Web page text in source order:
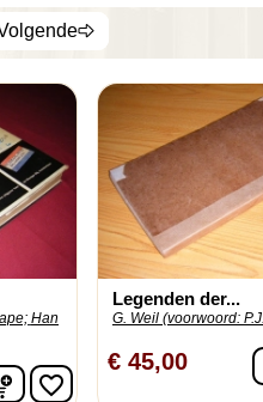
Han
In winkelwagen
favorite_border
Legenden der...
G. Weil (voorwoord:
€ 45,00